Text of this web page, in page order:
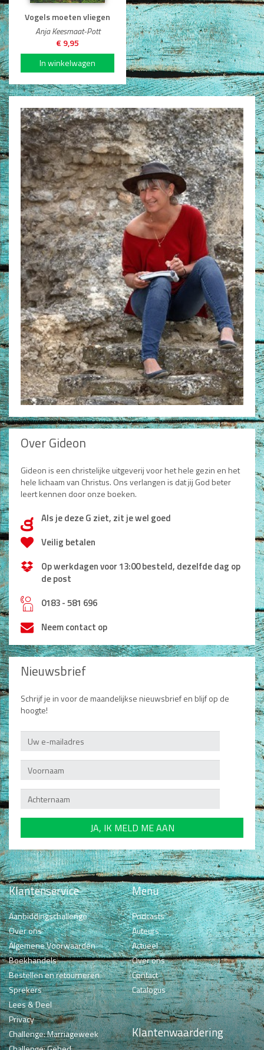
Dagboeken
Gebed
Bijbel en Wetenschap
Alphacursus
Vervolgde kerk
Evangelisatie en Zending
Kerk en Israël
Gemeenteleven en Leiderschap
Pastoraat
Romans en Verhalen
Fictie
Non-Fictie
Alle producten
Films en Luisterboeken
Koopjes
De Barbaar-boeken
Bestellen en retourneren
Challenge Liefdevol Ouderschap
Vogels moeten vliegen
Anja Keesmaat-Pott
€ 9,95
Over Gideon
Gideon is een christelijke uitgeverij voor het hele gezin en het
hele lichaam van Christus. Ons verlangen is dat jij God beter
leert kennen door onze boeken.
dAls je deze G ziet, zit je wel goed
Veilig betalen
Op werkdagen voor 13:00 besteld, dezelfde dag op
de post
h0183 - 581 696
Neem contact op
Nieuwsbrief
Schrijf je in voor de maandelijkse nieuwsbrief en blijf op de
hoogte!
Klantenservice
Aanbiddingschallenge
Over ons
Algemene Voorwaarden
Boekhandels
Bestellen en retourneren
Sprekers
Lees & Deel
Privacy
Challenge: Marriageweek
Menu
Podcasts
Auteurs
Actueel
Over ons
Contact
Catalogus
Klantenwaardering